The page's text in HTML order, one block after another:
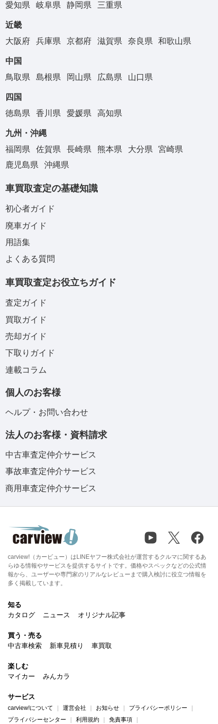
愛知県
岐阜県 静岡県 三重県
近畿
大阪府
兵庫県 京都府 滋賀県 奈良県 和歌山県
中国
鳥取県
島根県 岡山県 広島県 山口県
四国
徳島県
香川県 愛媛県 高知県
九州・沖縄
福岡県
佐賀県 長崎県 熊本県 大分県
宮崎県
鹿児島県
沖縄県
車買取査定の基礎知識
初心者ガイド
廃車ガイド
用語集
よくある質問
車買取査定お役立ちガイド
査定ガイド
買取ガイド
売却ガイド
下取りガイド
連載コラム
個人のお客様
ヘルプ・お問い合わせ
法人のお客様・資料請求
中古車査定仲介サービス
事故車査定仲介サービス
商用車査定仲介サービス
carview!（カービュー）はLINEヤフー株式会社が運営するクルマに関するあ
らゆる情報やサービスを提供するサイトです。価格やスペックなどの公式情
報から、ユーザーや専門家のリアルなレビューまで購入検討に役立つ情報を
多く掲載しています。
知る
カタログ
ニュース オリジナル記事
買う・売る
中古車検索
新車見積り 車買取
楽しむ
マイカー
みんカラ
サービス
carview!について 運営会社 お知らせ
プライバシーポリシー
プライバシーセンター
利用規約 免責事項